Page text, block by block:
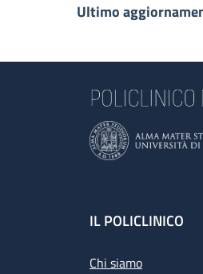
Ultimo
Footer
IL POLICLINICO
Chi siamo